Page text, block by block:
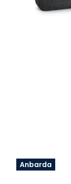
Anbarda